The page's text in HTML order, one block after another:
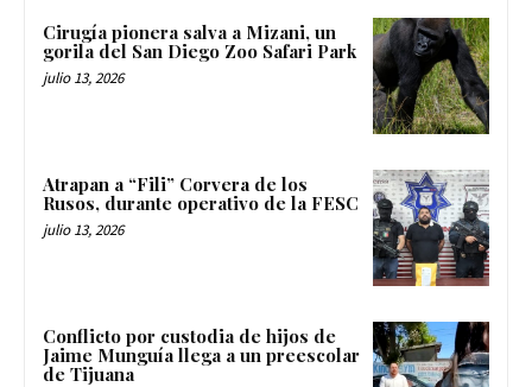
Cirugía pionera salva a Mizani, un
gorila del San Diego Zoo Safari Park
julio 13, 2026
Atrapan a “Fili” Corvera de los
Rusos, durante operativo de la FESC
julio 13, 2026
Conflicto por custodia de hijos de
Jaime Munguía llega a un preescolar
de Tijuana